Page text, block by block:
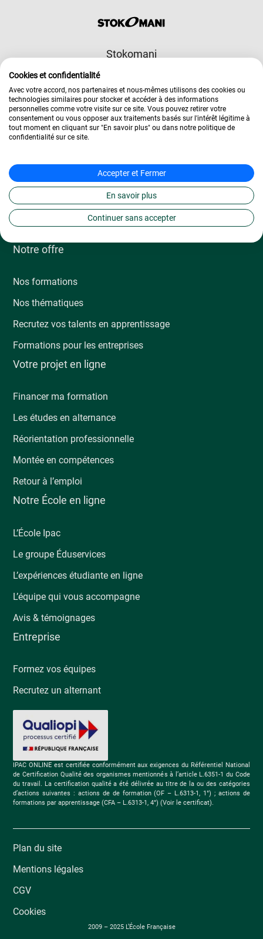
Stokomani
Cooptalis
Notre offre
Nos formations
Nos thématiques
Recrutez vos talents en apprentissage
Formations pour les entreprises
Votre projet en ligne
Financer ma formation
Les études en alternance
Réorientation professionnelle
Montée en compétences
Retour à l’emploi
Notre École en ligne
L’École Ipac
Le groupe Éduservices
L’expériences étudiante en ligne
L’équipe qui vous accompagne
Avis & témoignages
Entreprise
Formez vos équipes
Recrutez un alternant
IPAC ONLINE est certifiée conformément aux exigences du Référentiel National
de Certification Qualité des organismes mentionnés à l’article L.6351-1 du Code
du travail. La certification qualité a été délivrée au titre de la ou des catégories
d’actions suivantes : actions de de formation (OF – L.6313-1, 1°) ; actions de
formations par apprentissage (CFA – L.6313-1, 4°) (Voir le certificat).
Plan du site
Mentions légales
CGV
Cookies
2009 – 2025 L’École Française
Cookies et confidentialité
Avec votre accord, nos partenaires et nous-mêmes utilisons des cookies ou
technologies similaires pour stocker et accéder à des informations
personnelles comme votre visite sur ce site. Vous pouvez retirer votre
consentement ou vous opposer aux traitements basés sur l'intérêt légitime à
tout moment en cliquant sur "En savoir plus" ou dans notre politique de
confidentialité sur ce site.
Accepter et Fermer
En savoir plus
Continuer sans accepter